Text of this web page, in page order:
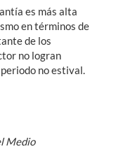
es más alta
en términos de
de los
no logran
no estival.
Medio